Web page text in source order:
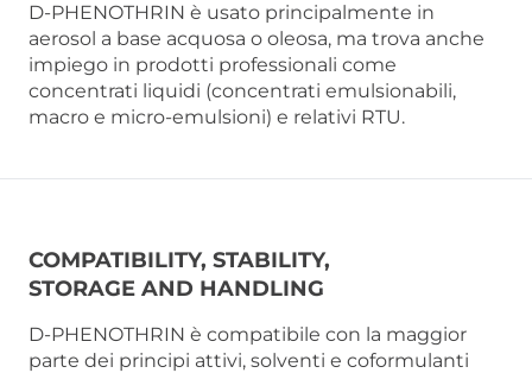
D-PHENOTHRIN è usato principalmente in
aerosol a base acquosa o oleosa, ma trova anche
impiego in prodotti professionali come
concentrati liquidi (concentrati emulsionabili,
macro e micro-emulsioni) e relativi RTU.
COMPATIBILITY, STABILITY,
STORAGE AND HANDLING
D-PHENOTHRIN è compatibile con la maggior
parte dei principi attivi, solventi e coformulanti